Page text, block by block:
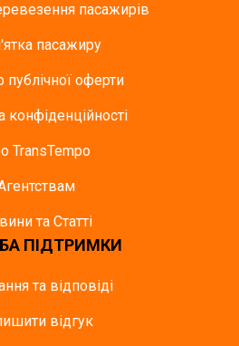
пасажирів
пасажиру
публічної оферти
конфіденційності
TransTempo
та Статті
ПІДТРИМКИ
та відповіді
відгук